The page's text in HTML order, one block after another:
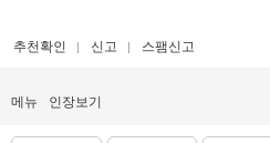
추천확인 신고 스팸신고
메뉴 인장보기